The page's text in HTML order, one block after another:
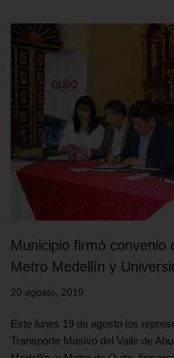
Municipio firmó convenio
Metro Medellín y
20 agosto, 2019
Este lunes 19 de agosto los
Transporte Masivo del Valle de